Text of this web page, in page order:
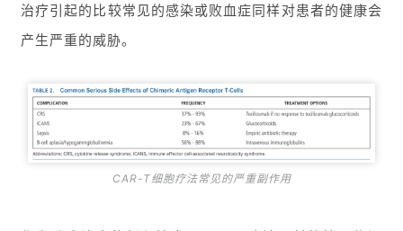
治疗引起的比较常见的感染或败血症同样对患者的健康会
产生严重的威胁。
CAR-T细胞疗法常见的严重副作用